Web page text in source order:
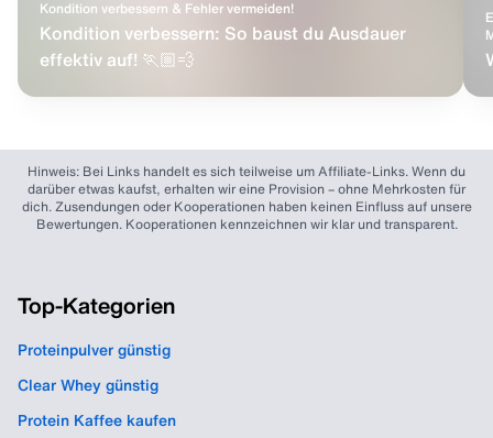
Kondition verbessern & Fehler vermeiden!
Kondition verbessern: So baust du Ausdauer
effektiv auf! 🏃🏼💨
Hinweis: Bei Links handelt es sich teilweise um Affiliate-Links. Wenn du
darüber etwas kaufst, erhalten wir eine Provision – ohne Mehrkosten für
dich. Zusendungen oder Kooperationen haben keinen Einfluss auf unsere
Bewertungen. Kooperationen kennzeichnen wir klar und transparent.
Top-Kategorien
Proteinpulver günstig
Clear Whey günstig
Protein Kaffee kaufen